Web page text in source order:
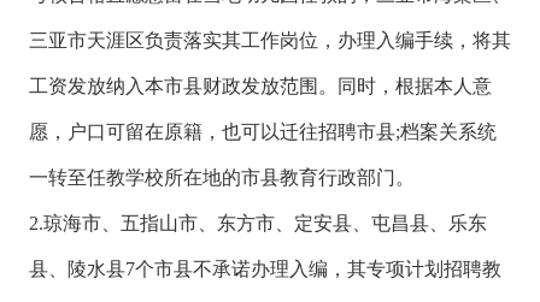
三亚市天涯区负责落实其工作岗位，办理入编手续，将其
工资发放纳入本市县财政发放范围。同时，根据本人意
愿，户口可留在原籍，也可以迁往招聘市县;档案关系统
一转至任教学校所在地的市县教育行政部门。
2.琼海市、五指山市、东方市、定安县、屯昌县、乐东
县、陵水县7个市县不承诺办理入编，其专项计划招聘教